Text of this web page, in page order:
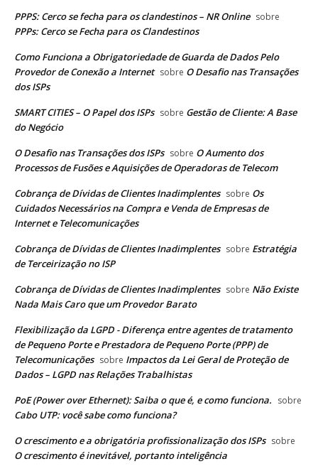
PPPS: Cerco se fecha para os clandestinos – NR Online sobre
PPPs: Cerco se Fecha para os Clandestinos
Como Funciona a Obrigatoriedade de Guarda de Dados Pelo
Provedor de Conexão a Internet sobre O Desafio nas Transações
dos ISPs
SMART CITIES – O Papel dos ISPs sobre Gestão de Cliente: A Base
do Negócio
O Desafio nas Transações dos ISPs sobre O Aumento dos
Processos de Fusões e Aquisições de Operadoras de Telecom
Cobrança de Dívidas de Clientes Inadimplentes sobre Os
Cuidados Necessários na Compra e Venda de Empresas de
Internet e Telecomunicações
Cobrança de Dívidas de Clientes Inadimplentes sobre Estratégia
de Terceirização no ISP
Cobrança de Dívidas de Clientes Inadimplentes sobre Não Existe
Nada Mais Caro que um Provedor Barato
Flexibilização da LGPD - Diferença entre agentes de tratamento
de Pequeno Porte e Prestadora de Pequeno Porte (PPP) de
Telecomunicações sobre Impactos da Lei Geral de Proteção de
Dados – LGPD nas Relações Trabalhistas
PoE (Power over Ethernet): Saiba o que é, e como funciona. sobre
Cabo UTP: você sabe como funciona?
O crescimento e a obrigatória profissionalização dos ISPs sobre
O crescimento é inevitável, portanto inteligência